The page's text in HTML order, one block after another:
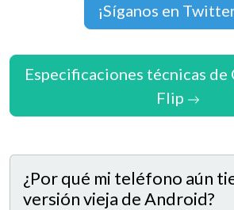
¡Síganos en
Especificaciones técnicas de
Flip
¿Por qué mi teléfono aún
versión vieja de Android?